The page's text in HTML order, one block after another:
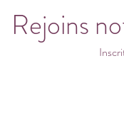
Rejoins